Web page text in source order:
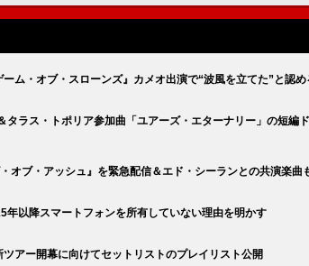
ム・オブ・スローンズ』カメオ出演で“波風を立てた”と認め
タラス・トポリア参加曲「ユアーズ・エターナリー」の短編
オブ・アッシュ』を緊急配信＆エド・シーランとの共演楽曲
年以降スマートフォンを所有していない理由を明かす
アー開幕に向けてセットリストのプレイリスト公開